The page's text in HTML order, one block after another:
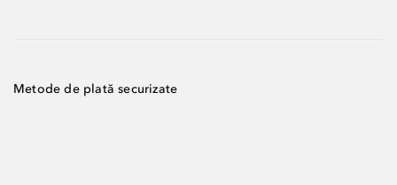
Metode de plată securizate